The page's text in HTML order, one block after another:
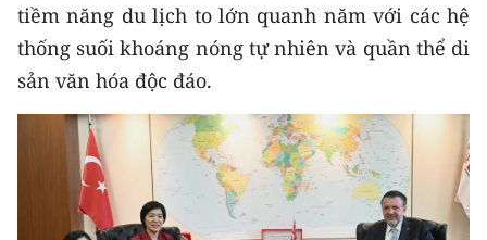
Media Văn hóa
Media Xã hội
Media Pháp luật
Media Du lịch
Media Thế giới
tiềm năng du lịch to lớn quanh năm với các hệ
thống suối khoáng nóng tự nhiên và quần thể di
sản văn hóa độc đáo.